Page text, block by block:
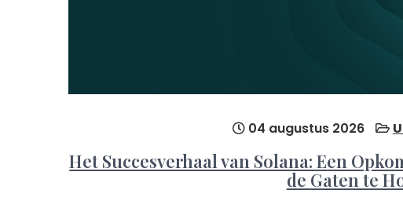
04 augustus 2026
Het Succesverhaal van Solana: Een
de Gaten te